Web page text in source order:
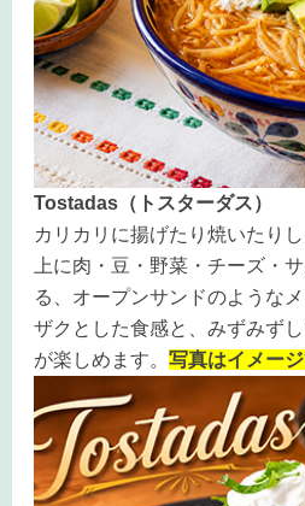
Tostadas（トスターダス）
カリカリに揚げたり焼いたり
上に肉・豆・野菜・チーズ・
る、オープンサンドのような
ザクとした食感と、みずみず
が楽しめます。 写真はイメー